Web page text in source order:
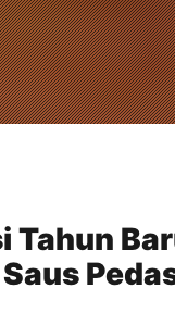
Tahun